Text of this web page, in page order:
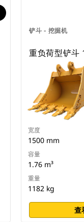
铲斗 - 挖掘机
重负荷型铲
宽度
1500 mm
容量
1.76 m³
重量
1182 kg
查